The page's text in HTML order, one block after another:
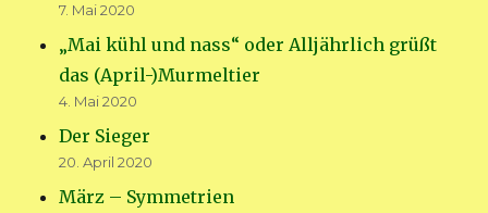
7. Mai 2020
„Mai kühl und nass“ oder Alljährlich grüßt
das (April-)Murmeltier
4. Mai 2020
Der Sieger
20. April 2020
März – Symmetrien